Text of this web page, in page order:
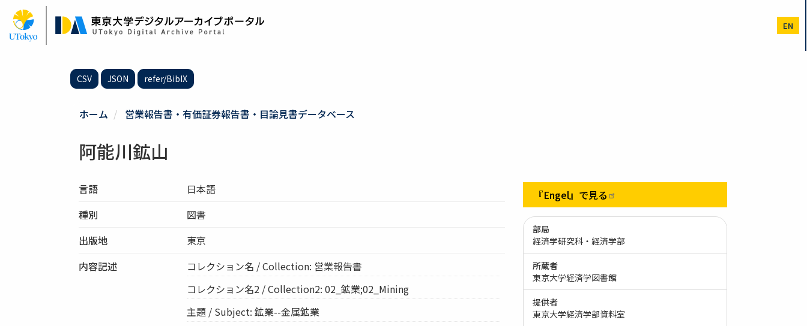
ン
EN
CSV JSON refer/BibIX
ホーム 営業報告書・有価証券報告書・目論見書データベース
阿能川鉱山
言語
日本語
種別
図書
出版地
東京
内容記述
コレクション名 / Collection: 営業報告書
コレクション名2 / Collection2: 02_鉱業;02_Mining
主題 / Subject: 鉱業--金属鉱業
『Engel』で見る
部局
経済学研究科・経済学部
所蔵者
東京大学経済学図書館
提供者
東京大学経済学部資料室